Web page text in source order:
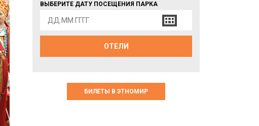
ВЫБЕРИТЕ ДАТУ ПОСЕЩЕНИЯ ПАРКА
ОТЕЛИ
БИЛЕТЫ В ЭТНОМИР